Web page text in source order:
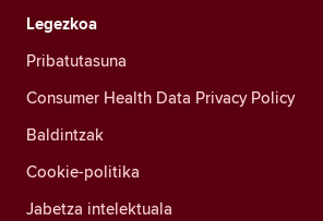
Legezkoa
Pribatutasuna
Consumer Health Data Privacy Policy
Baldintzak
Cookie-politika
Jabetza intelektuala